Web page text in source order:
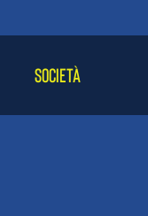
SOCIETÀ